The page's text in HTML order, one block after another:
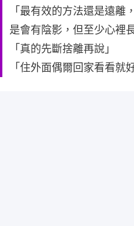
「最有效的方法還是遠離
是會有陰影，但至少心裡
「真的先斷捨離再說」
「住外面偶爾回家看看就